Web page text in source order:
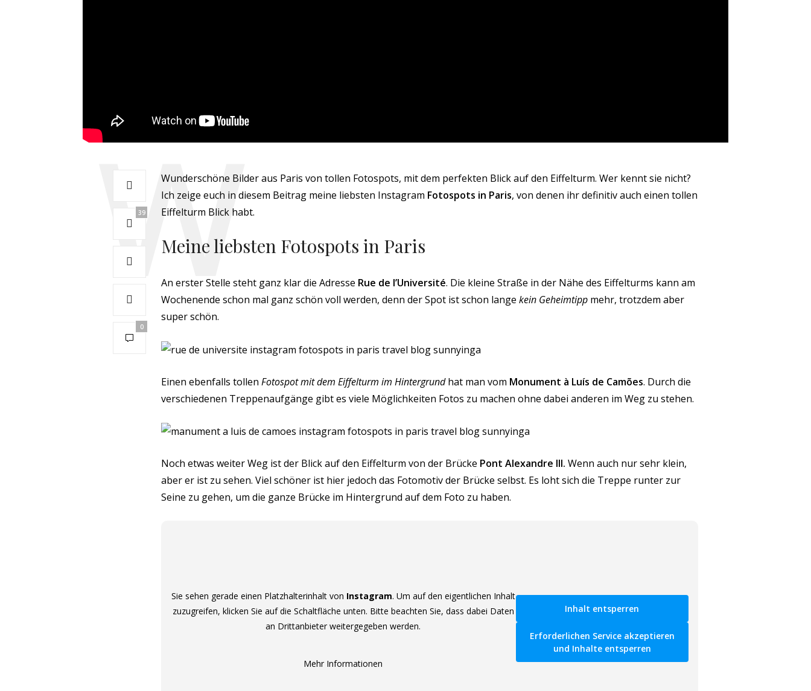
39
0
Wunderschöne Bilder aus Paris von tollen Fotospots, mit dem perfekten Blick auf den Eiffelturm. Wer kennt sie nicht?
Ich zeige euch in diesem Beitrag meine liebsten Instagram Fotospots in Paris, von denen ihr definitiv auch einen tollen
Eiffelturm Blick habt.
Meine liebsten Fotospots in Paris
An erster Stelle steht ganz klar die Adresse Rue de l’Université. Die kleine Straße in der Nähe des Eiffelturms kann am
Wochenende schon mal ganz schön voll werden, denn der Spot ist schon lange kein Geheimtipp mehr, trotzdem aber
super schön.
Einen ebenfalls tollen Fotospot mit dem Eiffelturm im Hintergrundhat man vom Monument à Luís de Camões. Durch die
verschiedenen Treppenaufgänge gibt es viele Möglichkeiten Fotos zu machen ohne dabei anderen im Weg zu stehen.
Noch etwas weiter Weg ist der Blick auf den Eiffelturm von der Brücke Pont Alexandre III. Wenn auch nur sehr klein,
aber er ist zu sehen. Viel schöner ist hier jedoch das Fotomotiv der Brücke selbst. Es loht sich die Treppe runter zur
Seine zu gehen, um die ganze Brücke im Hintergrund auf dem Foto zu haben.
Sie sehen gerade einen Platzhalterinhalt von Instagram. Um auf den eigentlichen Inhalt
zuzugreifen, klicken Sie auf die Schaltfläche unten. Bitte beachten Sie, dass dabei Daten
an Drittanbieter weitergegeben werden.
Mehr Informationen
Inhalt entsperren
Erforderlichen Service akzeptieren
und Inhalte entsperren